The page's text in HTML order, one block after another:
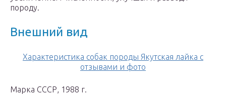
породу.
Внешний вид
Характеристика собак породы Якутская лайка с
отзывами и фото
Марка СССР, 1988 г.